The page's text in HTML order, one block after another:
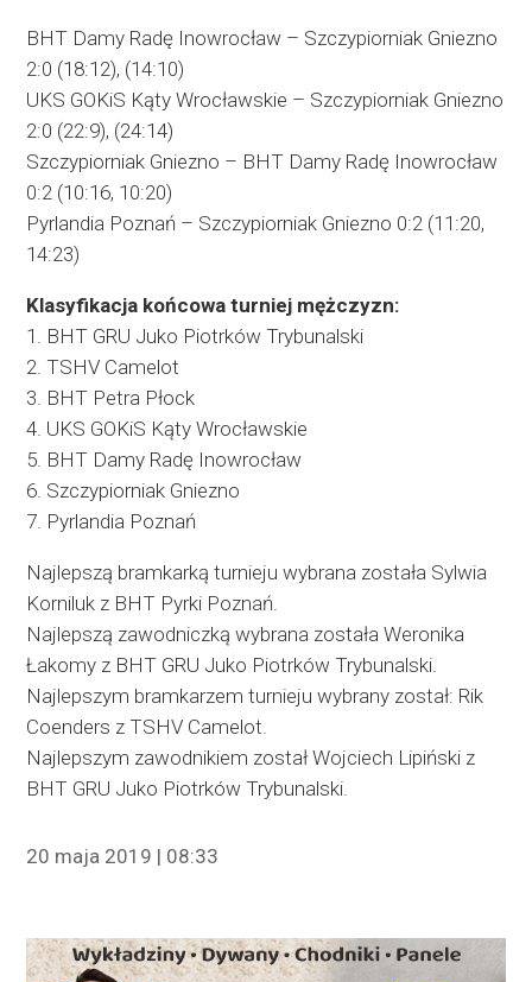
BHT Damy Radę Inowrocław – Szczypiorniak Gniezno
2:0 (18:12), (14:10)
UKS GOKiS Kąty Wrocławskie – Szczypiorniak Gniezno
2:0 (22:9), (24:14)
Szczypiorniak Gniezno – BHT Damy Radę Inowrocław
0:2 (10:16, 10:20)
Pyrlandia Poznań – Szczypiorniak Gniezno 0:2 (11:20,
14:23)
Klasyfikacja końcowa turniej mężczyzn:
1. BHT GRU Juko Piotrków Trybunalski
2. TSHV Camelot
3. BHT Petra Płock
4. UKS GOKiS Kąty Wrocławskie
5. BHT Damy Radę Inowrocław
6. Szczypiorniak Gniezno
7. Pyrlandia Poznań
Najlepszą bramkarką turnieju wybrana została Sylwia
Korniluk z BHT Pyrki Poznań.
Najlepszą zawodniczką wybrana została Weronika
Łakomy z BHT GRU Juko Piotrków Trybunalski.
Najlepszym bramkarzem turnieju wybrany został: Rik
Coenders z TSHV Camelot.
Najlepszym zawodnikiem został Wojciech Lipiński z
BHT GRU Juko Piotrków Trybunalski.
20 maja 2019 | 08:33